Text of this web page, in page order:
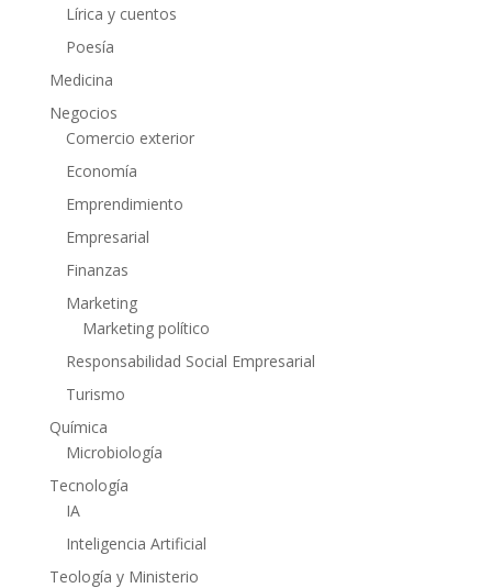
Lírica y cuentos
Poesía
Medicina
Negocios
Comercio exterior
Economía
Emprendimiento
Empresarial
Finanzas
Marketing
Marketing político
Responsabilidad Social Empresarial
Turismo
Química
Microbiología
Tecnología
IA
Inteligencia Artificial
Teología y Ministerio